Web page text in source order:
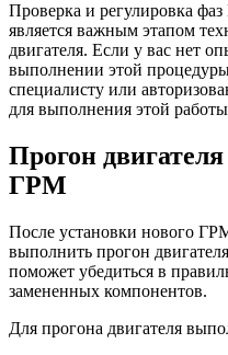
Проверка и регулировка
является важным этапом
двигателя. Если у вас нет
выполнении этой
специалисту или
для выполнения этой
Прогон
ГРМ
После установки нового
выполнить прогон
поможет убедиться в
замененных компонентов.
Для прогона двигателя